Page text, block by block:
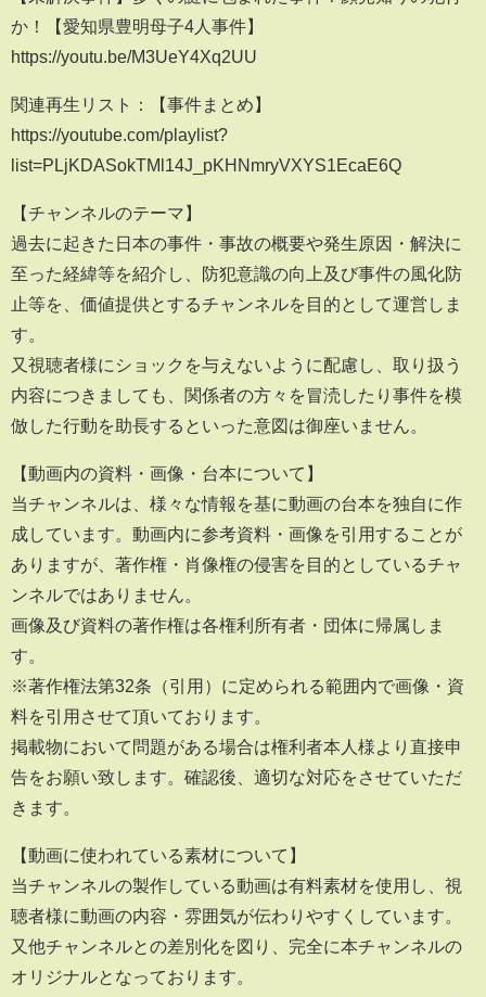
か！【愛知県豊明母子4人事件】
https://youtu.be/M3UeY4Xq2UU
関連再生リスト：【事件まとめ】
https://youtube.com/playlist?
list=PLjKDASokTMl14J_pKHNmryVXYS1EcaE6Q
【チャンネルのテーマ】
過去に起きた日本の事件・事故の概要や発生原因・解決に
至った経緯等を紹介し、防犯意識の向上及び事件の風化防
止等を、価値提供とするチャンネルを目的として運営しま
す。
又視聴者様にショックを与えないように配慮し、取り扱う
内容につきましても、関係者の方々を冒涜したり事件を模
倣した行動を助長するといった意図は御座いません。
【動画内の資料・画像・台本について】
当チャンネルは、様々な情報を基に動画の台本を独自に作
成しています。動画内に参考資料・画像を引用することが
ありますが、著作権・肖像権の侵害を目的としているチャ
ンネルではありません。
画像及び資料の著作権は各権利所有者・団体に帰属しま
す。
※著作権法第32条（引用）に定められる範囲内で画像・資
料を引用させて頂いております。
掲載物において問題がある場合は権利者本人様より直接申
告をお願い致します。確認後、適切な対応をさせていただ
きます。
【動画に使われている素材について】
当チャンネルの製作している動画は有料素材を使用し、視
聴者様に動画の内容・雰囲気が伝わりやすくしています。
又他チャンネルとの差別化を図り、完全に本チャンネルの
オリジナルとなっております。